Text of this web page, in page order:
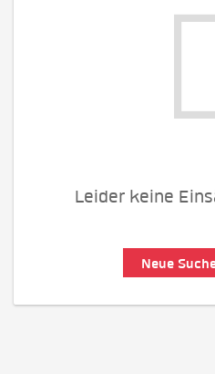
Leider keine
Neue